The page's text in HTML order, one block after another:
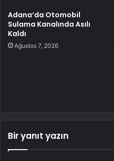
Adana’da Otomobil
Sulama Kanalında Asılı
Kaldı
Ağustos 7, 2026
Bir yanıt yazın